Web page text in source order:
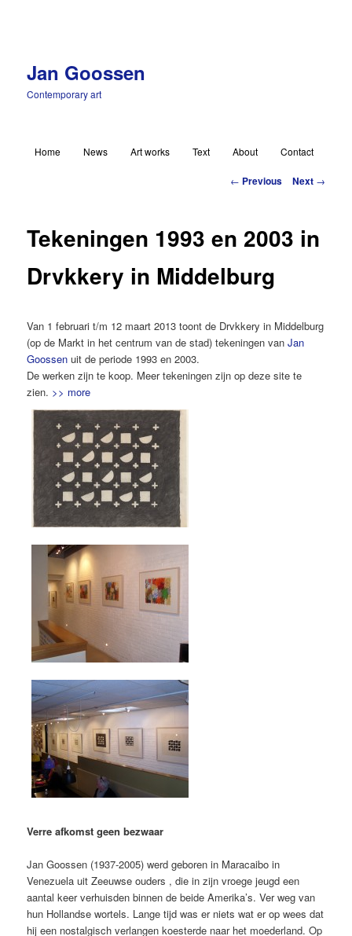
Jan Goossen
Contemporary art
Skip to primary content
Home News Art works Text About Contact
Post navigation
← Previous Next →
Tekeningen 1993 en 2003 in
Drvkkery in Middelburg
Van 1 februari t/m 12 maart 2013 toont de Drvkkery in Middelburg
(op de Markt in het centrum van de stad) tekeningen vanJan
Goossen uit de periode 1993 en 2003.
De werken zijn te koop. Meer tekeningen zijn op deze site te
zien. >> more
Verre afkomst geen bezwaar
Jan Goossen (1937-2005) werd geboren in Maracaibo in
Venezuela uit Zeeuwse ouders , die in zijn vroege jeugd een
aantal keer verhuisden binnen de beide Amerika’s. Ver weg van
hun Hollandse wortels. Lange tijd was er niets wat er op wees dat
hij een nostalgisch verlangen koesterde naar het moederland. Op